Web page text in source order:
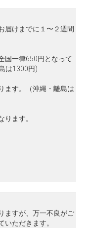
届けまでに１〜２週間
国一律650円となって
は1300円)
ます。（沖縄・離島は
ます。
ますが、万一不良がご
いただきます。